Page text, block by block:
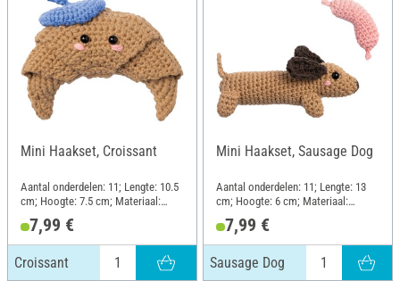
Mini Haakset, Croissant
Aantal onderdelen: 11; Lengte: 10.5
cm; Hoogte: 7.5 cm; Materiaal:
Polyester (PES)
7,99 €
Croissant
Mini Haakset, Sausage Dog
Aantal onderdelen: 11; Lengte: 13
cm; Hoogte: 6 cm; Materiaal:
Polyester (PES)
7,99 €
Sausage Dog